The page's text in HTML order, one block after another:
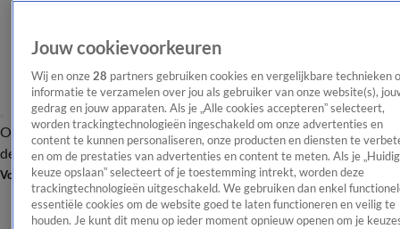
OverzichtAfleveringen Entertainment TV Algemeen
Tip
de redactieNieuwsbrief
Volg Shownieuws
Jouw cookievoorkeuren
Wij en onze 28 partners gebruiken cookies en vergelijkbare technieken
informatie te verzamelen over jou als gebruiker van onze website(s),
gedrag en jouw apparaten. Als je „Alle cookies accepteren” selecteert,
worden trackingtechnologieën ingeschakeld om onze advertenties en
content te kunnen personaliseren, onze producten en diensten te
en om de prestaties van advertenties en content te meten. Als je
keuze opslaan” selecteert of je toestemming intrekt, worden deze
trackingtechnologieën uitgeschakeld. We gebruiken dan enkel
essentiële cookies om de website goed te laten functioneren en veilig te
houden. Je kunt dit menu op ieder moment opnieuw openen om je